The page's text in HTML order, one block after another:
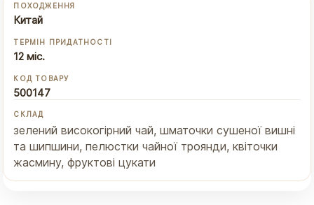
ПОХОДЖЕННЯ
Китай
ТЕРМІН ПРИДАТНОСТІ
12 міс.
КОД ТОВАРУ
500147
СКЛАД
зелений високогірний чай, шматочки сушеної вишні
та шипшини, пелюстки чайної троянди, квіточки
жасмину, фруктові цукати